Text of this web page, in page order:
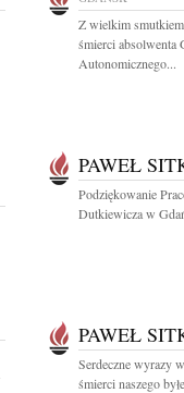
Z wielkim
śmierci absolwenta
Autonomicznego...
PAWEŁ
Podziękowanie
Dutkiewicza w
PAWEŁ
Serdeczne wyrazy
śmierci naszego